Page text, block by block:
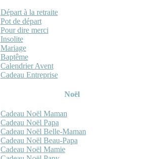
Départ à la retraite
Pot de départ
Pour dire merci
Insolite
Mariage
Baptême
Calendrier Avent
Cadeau Entreprise
Noël
Cadeau Noël Maman
Cadeau Noël Papa
Cadeau Noël Belle-Maman
Cadeau Noël Beau-Papa
Cadeau Noël Mamie